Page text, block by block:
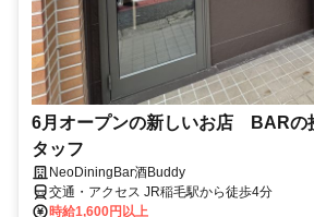
6月オープンの新しいお店 BARの
タッフ
NeoDiningBar酒Buddy
交通・アクセス JR稲毛駅から徒歩4分
時給1,600円以上